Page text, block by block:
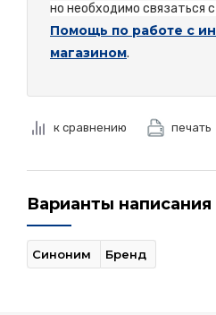
но необходимо связаться
Помощь по работе с
магазином.
к сравнению печать
Варианты
Синоним Бренд